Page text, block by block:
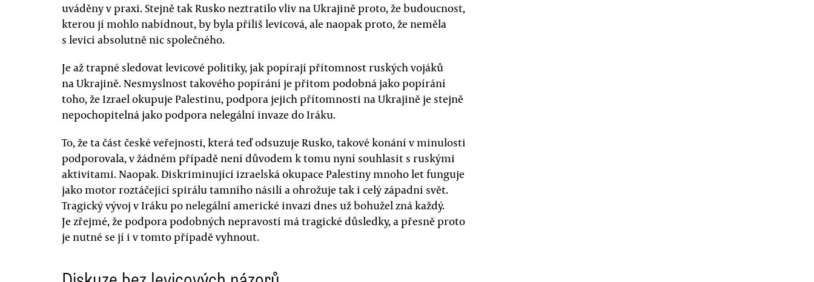
uváděny v praxi. Stejně tak Rusko neztratilo vliv na Ukrajině proto, že budoucnost,
kterou jí mohlo nabídnout, by byla příliš levicová, ale naopak proto, že neměla
s levicí absolutně nic společného.
Je až trapné sledovat levicové politiky, jak popírají přítomnost ruských vojáků
na Ukrajině. Nesmyslnost takového popírání je přitom podobná jako popírání
toho, že Izrael okupuje Palestinu, podpora jejich přítomnosti na Ukrajině je stejně
nepochopitelná jako podpora nelegální invaze do Iráku.
To, že ta část české veřejnosti, která teď odsuzuje Rusko, takové konání v minulosti
podporovala, v žádném případě není důvodem k tomu nyní souhlasit s ruskými
aktivitami. Naopak. Diskriminující izraelská okupace Palestiny mnoho let funguje
jako motor roztáčející spirálu tamního násilí a ohrožuje tak i celý západní svět.
Tragický vývoj v Iráku po nelegální americké invazi dnes už bohužel zná každý.
Je zřejmé, že podpora podobných nepravostí má tragické důsledky, a přesně proto
je nutné se jí i v tomto případě vyhnout.